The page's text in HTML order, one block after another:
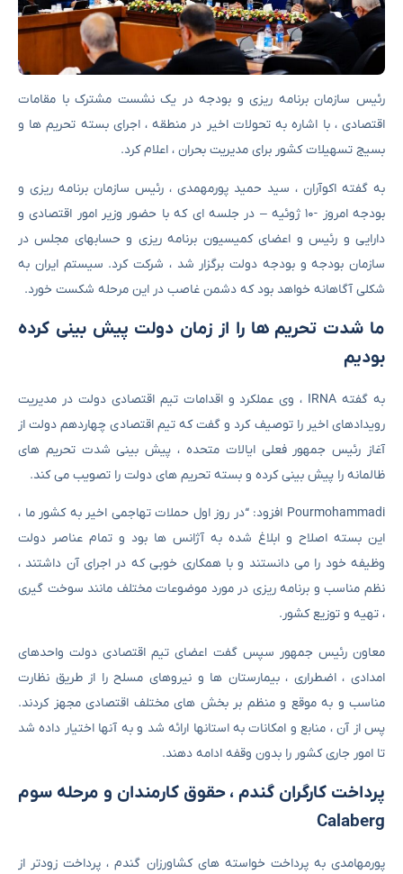
رئیس سازمان برنامه ریزی و بودجه در یک نشست مشترک با مقامات
اقتصادی ، با اشاره به تحولات اخیر در منطقه ، اجرای بسته تحریم ها و
بسیج تسهیلات کشور برای مدیریت بحران ، اعلام کرد.
به گفته اکوآران ، سید حمید پورمهمدی ، رئیس سازمان برنامه ریزی و
بودجه امروز -۱۰ ژوئیه – در جلسه ای که با حضور وزیر امور اقتصادی و
دارایی و رئیس و اعضای کمیسیون برنامه ریزی و حسابهای مجلس در
سازمان بودجه و بودجه دولت برگزار شد ، شرکت کرد. سیستم ایران به
شکلی آگاهانه خواهد بود که دشمن غاصب در این مرحله شکست خورد.
ما شدت تحریم ها را از زمان دولت پیش بینی کرده
بودیم
به گفته IRNA ، وی عملکرد و اقدامات تیم اقتصادی دولت در مدیریت
رویدادهای اخیر را توصیف کرد و گفت که تیم اقتصادی چهاردهم دولت از
آغاز رئیس جمهور فعلی ایالات متحده ، پیش بینی شدت تحریم های
ظالمانه را پیش بینی کرده و بسته تحریم های دولت را تصویب می کند.
Pourmohammadi افزود: “در روز اول حملات تهاجمی اخیر به کشور ما ،
این بسته اصلاح و ابلاغ شده به آژانس ها بود و تمام عناصر دولت
وظیفه خود را می دانستند و با همکاری خوبی که در اجرای آن داشتند ،
نظم مناسب و برنامه ریزی در مورد موضوعات مختلف مانند سوخت گیری
، تهیه و توزیع کشور.
معاون رئیس جمهور سپس گفت اعضای تیم اقتصادی دولت واحدهای
امدادی ، اضطراری ، بیمارستان ها و نیروهای مسلح را از طریق نظارت
مناسب و به موقع و منظم بر بخش های مختلف اقتصادی مجهز کردند.
پس از آن ، منابع و امکانات به استانها ارائه شد و به آنها اختیار داده شد
تا امور جاری کشور را بدون وقفه ادامه دهند.
پرداخت کارگران گندم ، حقوق کارمندان و مرحله سوم
Calaberg
پورمهامدی به پرداخت خواسته های کشاورزان گندم ، پرداخت زودتر از